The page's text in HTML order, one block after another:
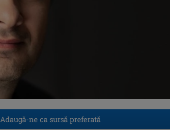
Adaugă-ne ca sursă preferată